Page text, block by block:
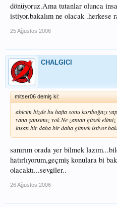
dönüyoruz.Ama tutanlar olunca
istiyor.bakalım ne olacak .herkese
25 Ağustos 2006
CHALGICI
mitser06 demiş ki:
abicim bizde bu hafta sonu kurtboğazı
yana şansımız yok.Ne zaman gitsek
insan bir daha bir daha gitmek
sanırım orada yer bilmek
hatırlıyorum,geçmiş konulara bi
olacaktı...sevgiler..
26 Ağustos 2006